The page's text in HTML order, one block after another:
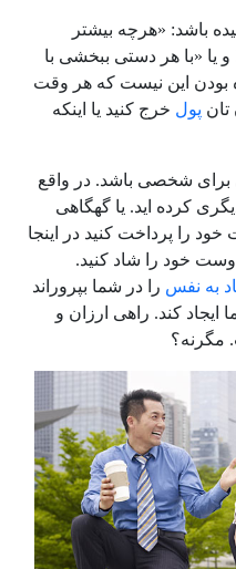
باشد: «هرچه بیشتر
و یا «با هر دستی ببخشی با
بودن این نیست که هر وقت
تان پول خرج کنید یا اینکه
شخصی باشد. در واقع
کرده اید. یا گهگاهی
را پرداخت کنید در اینجا
توانید دوست خود را شاد کنید.
به نفس را در شما بپروراند
کند. راهی ارزان و
مگرنه؟